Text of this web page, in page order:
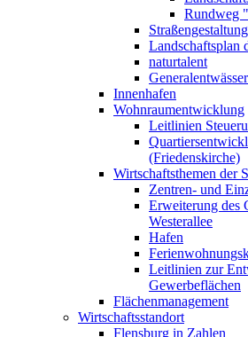
Rundweg
Straßengestaltung
Landschaftsplan
naturtalent
Innenhafen
Wohnraumentwicklung
Leitlinien
(Friedenskirche)
Wirtschaftsthemen der
Zentren- und
Erweiterung des
Westerallee
Hafen
Leitlinien zur
Gewerbeflächen
Flächenmanagement
Wirtschaftsstandort
Flensburg in Zahlen